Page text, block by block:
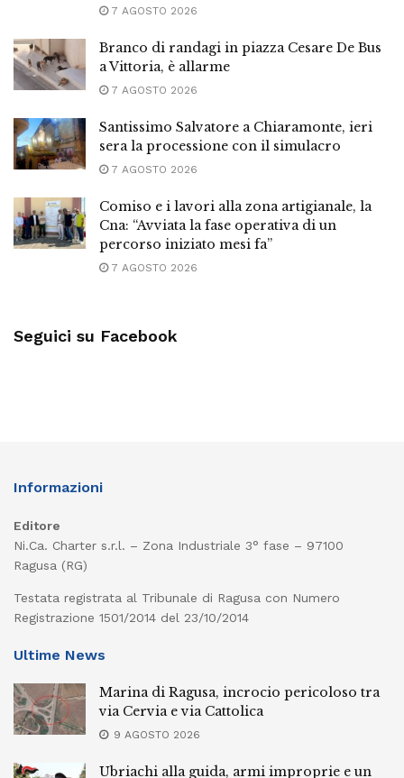
7 AGOSTO 2026
Branco di randagi in piazza Cesare De Bus
a Vittoria, è allarme
7 AGOSTO 2026
Santissimo Salvatore a Chiaramonte, ieri
sera la processione con il simulacro
7 AGOSTO 2026
Comiso e i lavori alla zona artigianale, la
Cna: “Avviata la fase operativa di un
percorso iniziato mesi fa”
7 AGOSTO 2026
Seguici su Facebook
Informazioni
Editore
Ni.Ca. Charter s.r.l. – Zona Industriale 3° fase – 97100
Ragusa (RG)
Testata registrata al Tribunale di Ragusa con Numero
Registrazione 1501/2014 del 23/10/2014
Ultime News
Marina di Ragusa, incrocio pericoloso tra
via Cervia e via Cattolica
9 AGOSTO 2026
Ubriachi alla guida, armi improprie e un